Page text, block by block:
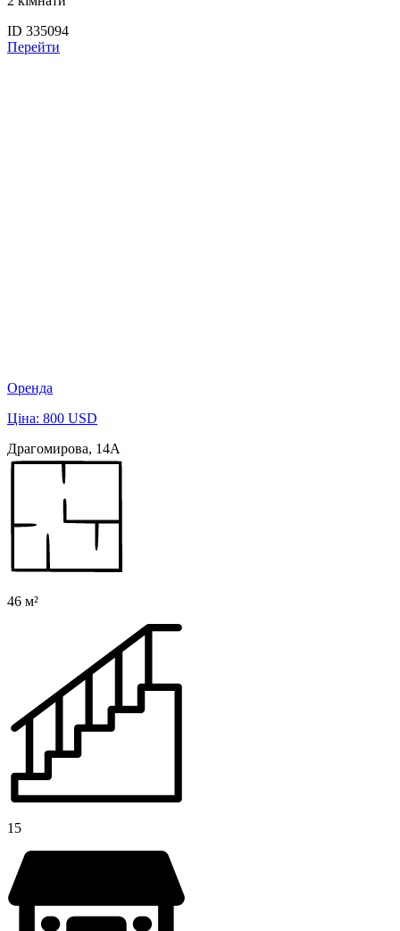
ID 335094
Перейти
Оренда
Ціна: 800 USD
Драгомирова, 14А
46 м²
15